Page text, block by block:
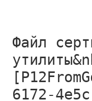
Файл
6172-